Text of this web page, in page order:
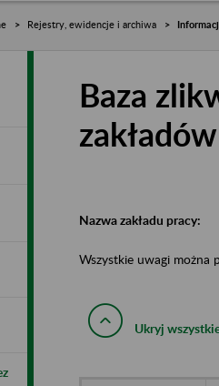
Rejestry, ewidencje i archiwa
Baza
Nazwa zakładu pracy:
Wszystkie uwagi można
Ukryj